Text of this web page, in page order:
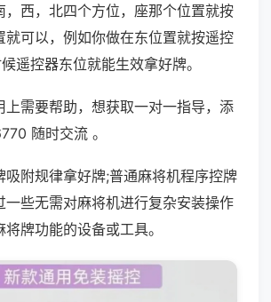
，西，北四个方位，座那个位置就按
就可以，例如你做在东位置就按遥控
遥控器东位就能生效拿好牌。
上需要帮助，想获取一对一指导，添
随时交流 。
吸附规律拿好牌;普通麻将机程序控牌
一些无需对麻将机进行复杂安装操作
牌功能的设备或工具。